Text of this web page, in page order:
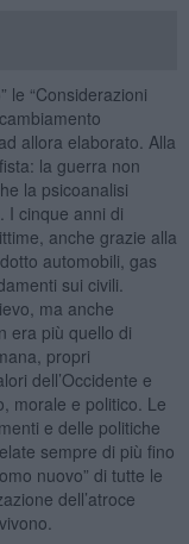
le “Considerazioni
allora elaborato. Alla
la guerra non
la psicoanalisi
I cinque anni di
anche grazie alla
automobili, gas
sui civili.
ma anche
era più quello di
propri
dell’Occidente e
morale e politico. Le
e delle politiche
sempre di più fino
nuovo” di tutte le
dell’atroce